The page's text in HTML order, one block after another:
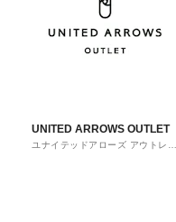
UNITED ARROWS OUTLET
ユナイテッドアローズ アウトレッ